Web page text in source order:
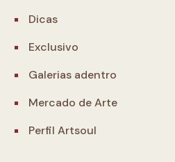
Dicas
Exclusivo
Galerias adentro
Mercado de Arte
Perfil Artsoul